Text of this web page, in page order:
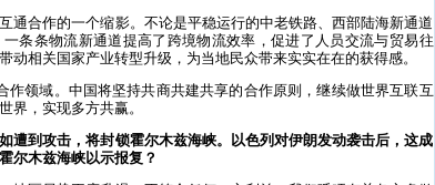
通合作的一个缩影。不论是平稳运行的中老铁路、西部陆海新通道
条条物流新通道提高了跨境物流效率，促进了人员交流与贸易往
动相关国家产业转型升级，为当地民众带来实实在在的获得感。
作领域。中国将坚持共商共建共享的合作原则，继续做世界互联互
界，实现多方共赢。
遭到攻击，将封锁霍尔木兹海峡。以色列对伊朗发动袭击后，这成
尔木兹海峡以示报复？